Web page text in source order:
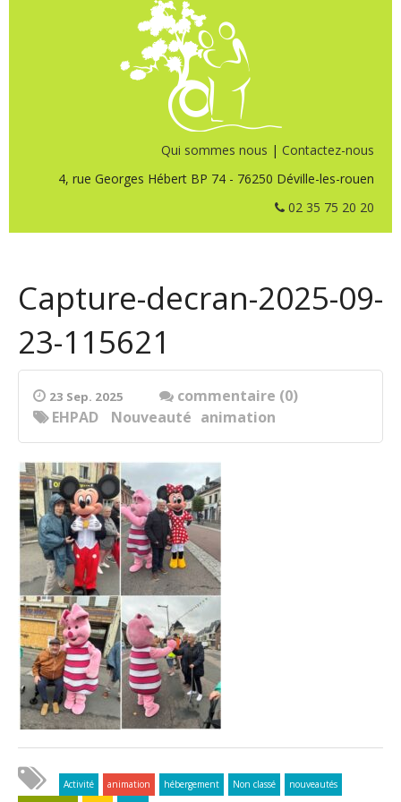
Qui sommes nous | Contactez-nous
4, rue Georges Hébert BP 74 - 76250 Déville-les-rouen
02 35 75 20 20
Capture-decran-2025-09-
23-115621
23 Sep. 2025
commentaire (0)
animation
EHPAD Nouveauté
Activité animation hébergement Non classé
nouveautés